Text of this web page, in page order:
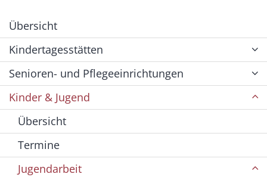
Übersicht
Kindertagesstätten
Senioren- und Pflegeeinrichtungen
Kinder & Jugend
Übersicht
Termine
Jugendarbeit